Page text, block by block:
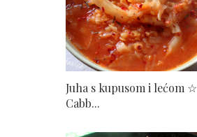
Juha s kupusom i lećom ☆
Cabb...